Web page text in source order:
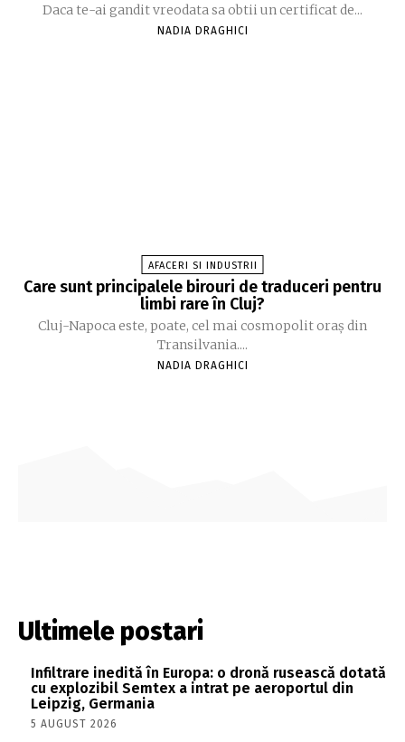
Daca te-ai gandit vreodata sa obtii un certificat de...
NADIA DRAGHICI
AFACERI SI INDUSTRII
Care sunt principalele birouri de traduceri pentru
limbi rare în Cluj?
Cluj-Napoca este, poate, cel mai cosmopolit oraș din
Transilvania....
NADIA DRAGHICI
Ultimele postari
Infiltrare inedită în Europa: o dronă rusească dotată
cu explozibil Semtex a intrat pe aeroportul din
Leipzig, Germania
5 AUGUST 2026